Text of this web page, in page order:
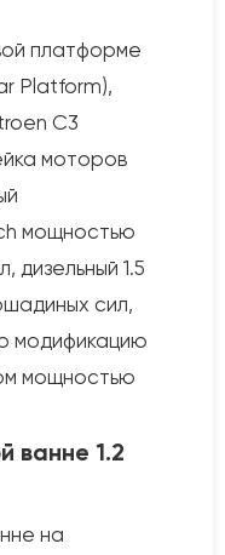
платформе
Platform),
C3
моторов
мощностью
дизельный 1.5
сил,
модификацию
мощностью
ванне 1.2
на